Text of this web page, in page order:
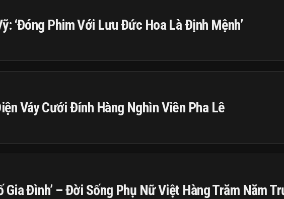
‘Đóng Phim Với Lưu Đức Hoa Là Định Mệnh’
Váy Cưới Đính Hàng Nghìn Viên Pha Lê
Gia Đình’ – Đời Sống Phụ Nữ Việt Hàng Trăm Năm